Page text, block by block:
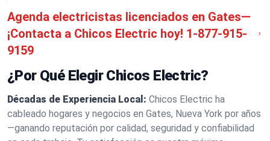
Agenda electricistas licenciados en Gates—
¡Contacta a Chicos Electric hoy! 1-877-915-
9159
¿Por Qué Elegir Chicos Electric?
Décadas de Experiencia Local: Chicos Electric ha
cableado hogares y negocios en Gates, Nueva York por años
—ganando reputación por calidad, seguridad y confiabilidad